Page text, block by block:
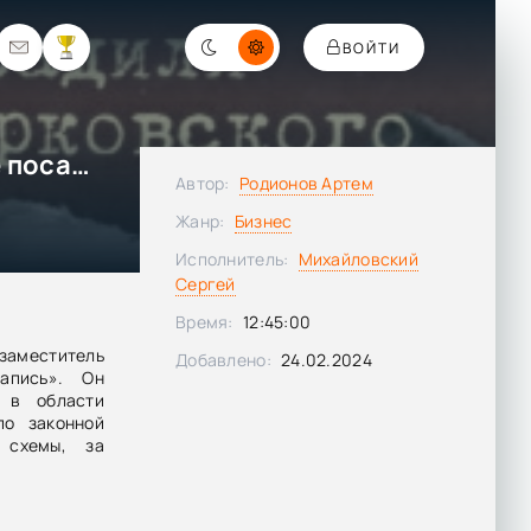
ВОЙТИ
Налоговые схемы, за которые посадили Ходорковского - Артем Родионов
Он
в области
законной
схемы, за
где дело
Цель
Автор: Родионов Артем
Жанр: Бизнес
Исполнитель: Михайловский
Сергей
Время: 12:45:00
Добавлено: 24.02.2024